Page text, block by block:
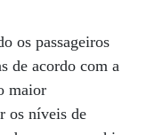
os passageiros
de acordo com a
maior
os níveis de